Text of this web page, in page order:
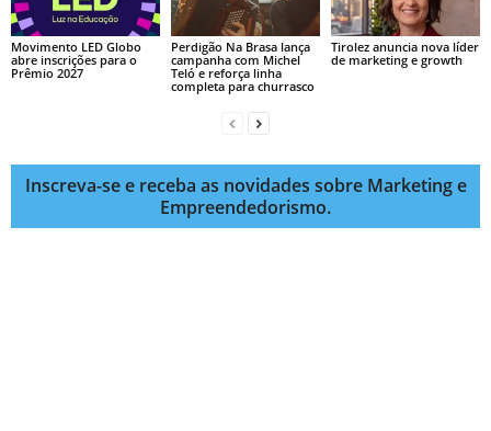
Movimento LED Globo
abre inscrições para o
Prêmio 2027
Perdigão Na Brasa lança
campanha com Michel
Teló e reforça linha
completa para churrasco
Tirolez anuncia nova líder
de marketing e growth
Inscreva-se e receba as novidades sobre Marketing e
Empreendedorismo.